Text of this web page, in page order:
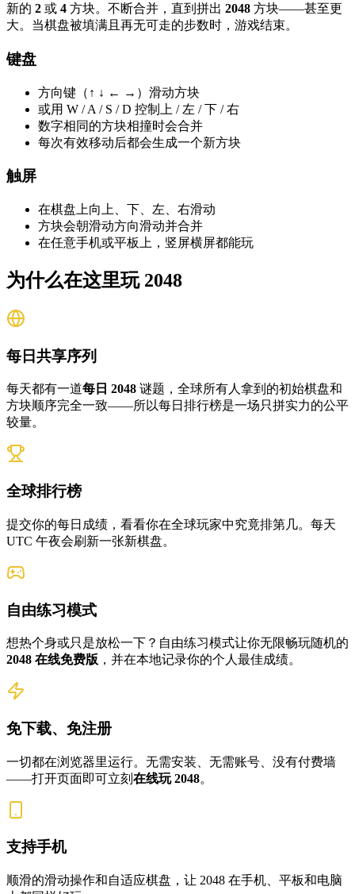
新的 2 或 4 方块。不断合并，直到拼出 2048 方块——甚至更
大。当棋盘被填满且再无可走的步数时，游戏结束。
键盘
方向键（↑ ↓ ← →）滑动方块
或用 W / A / S / D 控制上 / 左 / 下 / 右
数字相同的方块相撞时会合并
每次有效移动后都会生成一个新方块
触屏
在棋盘上向上、下、左、右滑动
方块会朝滑动方向滑动并合并
在任意手机或平板上，竖屏横屏都能玩
为什么在这里玩 2048
每日共享序列
每天都有一道每日 2048 谜题，全球所有人拿到的初始棋盘和
方块顺序完全一致——所以每日排行榜是一场只拼实力的公平
较量。
全球排行榜
提交你的每日成绩，看看你在全球玩家中究竟排第几。每天
UTC 午夜会刷新一张新棋盘。
自由练习模式
想热个身或只是放松一下？自由练习模式让你无限畅玩随机的
2048 在线免费版 ，并在本地记录你的个人最佳成绩。
免下载、免注册
一切都在浏览器里运行。无需安装、无需账号、没有付费墙
——打开页面即可立刻 在线玩 2048。
支持手机
顺滑的滑动操作和自适应棋盘，让 2048 在手机、平板和电脑